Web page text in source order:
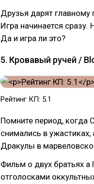
Друзья дарят главному
Игра начинается сразу.
Да и игра ли это?
5. Кровавый ручей /
Рейтинг КП: 5.1
Помните период, когда
снимались в
Дракулы в
Фильм о двух братьях
отголосками